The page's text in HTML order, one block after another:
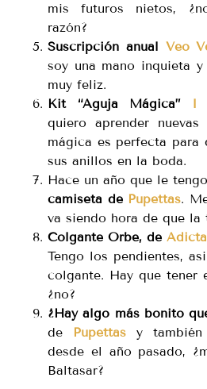
mis futuros nietos,
razón?
Suscripción anual Veo
soy una mano inquieta
muy feliz.
Kit “Aguja Mágica”
I
quiero aprender
mágica es perfecta para
sus anillos en la boda.
Hace un año que le
camiseta de Pupettas.
va siendo hora de que la
Colgante Orbe, de
Tengo los pendientes,
colgante. Hay que tener
¿no?
¿Hay algo más bonito
de
Pupettas
y
desde el año pasado,
Baltasar?